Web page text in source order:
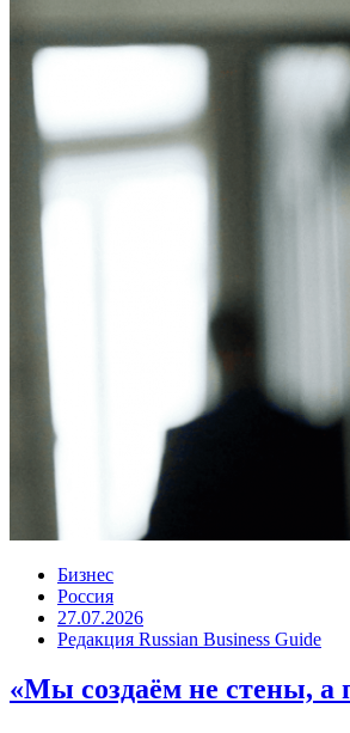
Бизнес
Россия
27.07.2026
Редакция Russian Business Guide
«Мы создаём не стены, а